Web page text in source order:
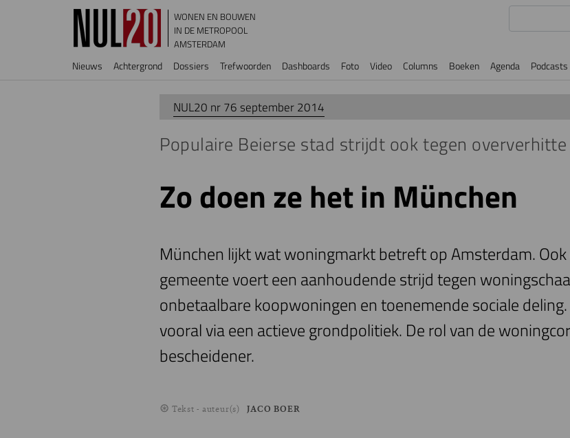
Overslaan en naar de inhoud gaan
WONEN EN BOUWEN
IN DE METROPOOL
AMSTERDAM
Hoofdnavigatie
Nieuws Achtergrond Dossiers Trefwoorden Dashboards Foto Video Columns Boeken Agenda Podcasts
NUL20 nr 76 september 2014
Populaire Beierse stad strijdt ook tegen
Zo doen ze het in München
München lijkt wat woningmarkt betreft op Amsterdam.
gemeente voert een aanhoudende strijd tegen
onbetaalbare koopwoningen en toenemende sociale
vooral via een actieve grondpolitiek. De rol van de
bescheidener.
Tekst - auteur(s) JACO BOER